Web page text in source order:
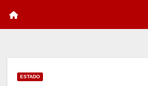
ESTADO